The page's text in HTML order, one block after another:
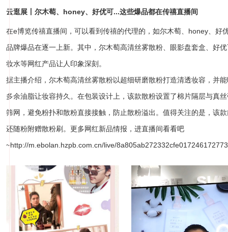
云逛展丨尔木萄、honey、好优可...这些爆品都在传禧直播间
在e博览传禧直播间，可以看到传禧的代理的，如尔木萄、honey、好
品牌爆品在逐一上新。其中，尔木萄高清丝雾散粉、眼影盘套盒、好
妆水等网红产品让人印象深刻。
据主播介绍，尔木萄高清丝雾散粉以超细研磨散粉打造清透妆容，并
多余油脂让妆容持久。在包装设计上，该款散粉设置了棉片隔层与真
筛网，避免粉扑和散粉直接接触，防止散粉溢出。值得关注的是，该
还随粉附赠散粉刷。更多网红新品情报，进直播间看看吧
~http://m.ebolan.hzpb.com.cn/live/